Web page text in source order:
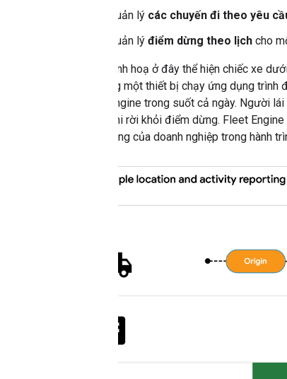
Quản lý các chuyến đi theo yêu
Quản lý điểm dừng theo lịch cho
Hình minh hoạ ở đây thể hiện chiếc xe
sử dụng một thiết bị chạy ứng dụng
Fleet Engine trong suốt cả ngày. Người
trước khi rời khỏi điểm dừng. Fleet
hoạt động của doanh nghiệp trong hành